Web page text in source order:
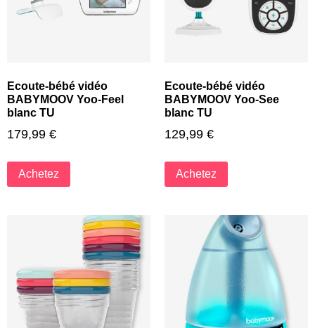
Ecoute-bébé vidéo
BABYMOOV Yoo-Feel
blanc TU
179,99 €
Achetez
Ecoute-bébé vidéo
BABYMOOV Yoo-See
blanc TU
129,99 €
Achetez